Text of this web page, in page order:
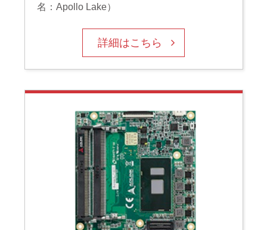
名：Apollo Lake）
詳細はこちら